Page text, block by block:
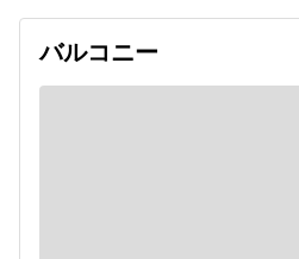
バルコニー